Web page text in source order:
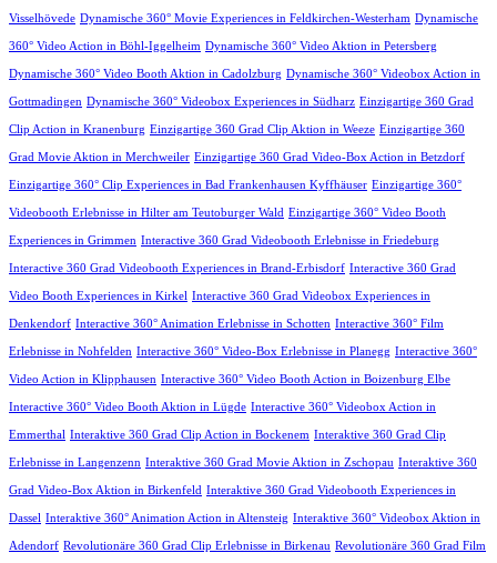
Visselhövede Dynamische 360° Movie Experiences in Feldkirchen-Westerham Dynamische
360° Video Action in Böhl-Iggelheim Dynamische 360° Video Aktion in Petersberg
Dynamische 360° Video Booth Aktion in Cadolzburg Dynamische 360° Videobox Action in
Gottmadingen Dynamische 360° Videobox Experiences in Südharz Einzigartige 360 Grad
Clip Action in Kranenburg Einzigartige 360 Grad Clip Aktion in Weeze Einzigartige 360
Grad Movie Aktion in Merchweiler Einzigartige 360 Grad Video-Box Action in Betzdorf
Einzigartige 360° Clip Experiences in Bad Frankenhausen Kyffhäuser Einzigartige 360°
Videobooth Erlebnisse in Hilter am Teutoburger Wald Einzigartige 360° Video Booth
Experiences in Grimmen Interactive 360 Grad Videobooth Erlebnisse in Friedeburg
Interactive 360 Grad Videobooth Experiences in Brand-Erbisdorf Interactive 360 Grad
Video Booth Experiences in Kirkel Interactive 360 Grad Videobox Experiences in
Denkendorf Interactive 360° Animation Erlebnisse in Schotten Interactive 360° Film
Erlebnisse in Nohfelden Interactive 360° Video-Box Erlebnisse in Planegg Interactive 360°
Video Action in Klipphausen Interactive 360° Video Booth Action in Boizenburg Elbe
Interactive 360° Video Booth Aktion in Lügde Interactive 360° Videobox Action in
Emmerthal Interaktive 360 Grad Clip Action in Bockenem Interaktive 360 Grad Clip
Erlebnisse in Langenzenn Interaktive 360 Grad Movie Aktion in Zschopau Interaktive 360
Grad Video-Box Aktion in Birkenfeld Interaktive 360 Grad Videobooth Experiences in
Dassel Interaktive 360° Animation Action in Altensteig Interaktive 360° Videobox Aktion in
Adendorf Revolutionäre 360 Grad Clip Erlebnisse in Birkenau Revolutionäre 360 Grad Film